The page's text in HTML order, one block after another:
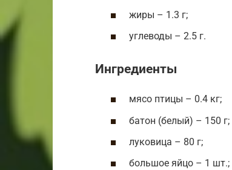
жиры – 1.3 г;
углеводы – 2.5 г.
Ингредиенты
мясо птицы – 0.4 кг;
батон (белый) – 150 г;
луковица – 80 г;
большое яйцо – 1 шт.;